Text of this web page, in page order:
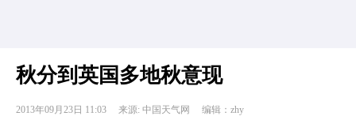
秋分到英国多地秋意现
2013年09月23日 11:03 来源: 中国天气网 编辑：zhy